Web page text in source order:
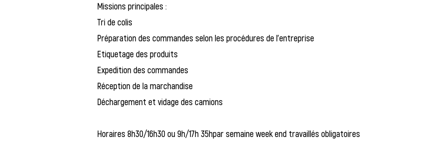
Missions principales :
Tri de colis
Préparation des commandes selon les procédures de l'entreprise
Etiquetage des produits
Expedition des commandes
Réception de la marchandise
Déchargement et vidage des camions
Horaires 8h30/16h30 ou 9h/17h 35hpar semaine week end travaillés obligatoires